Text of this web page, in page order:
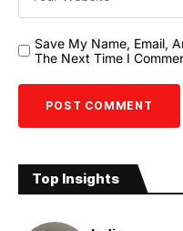
Save My Name, Email,
The Next Time I
Top Insights